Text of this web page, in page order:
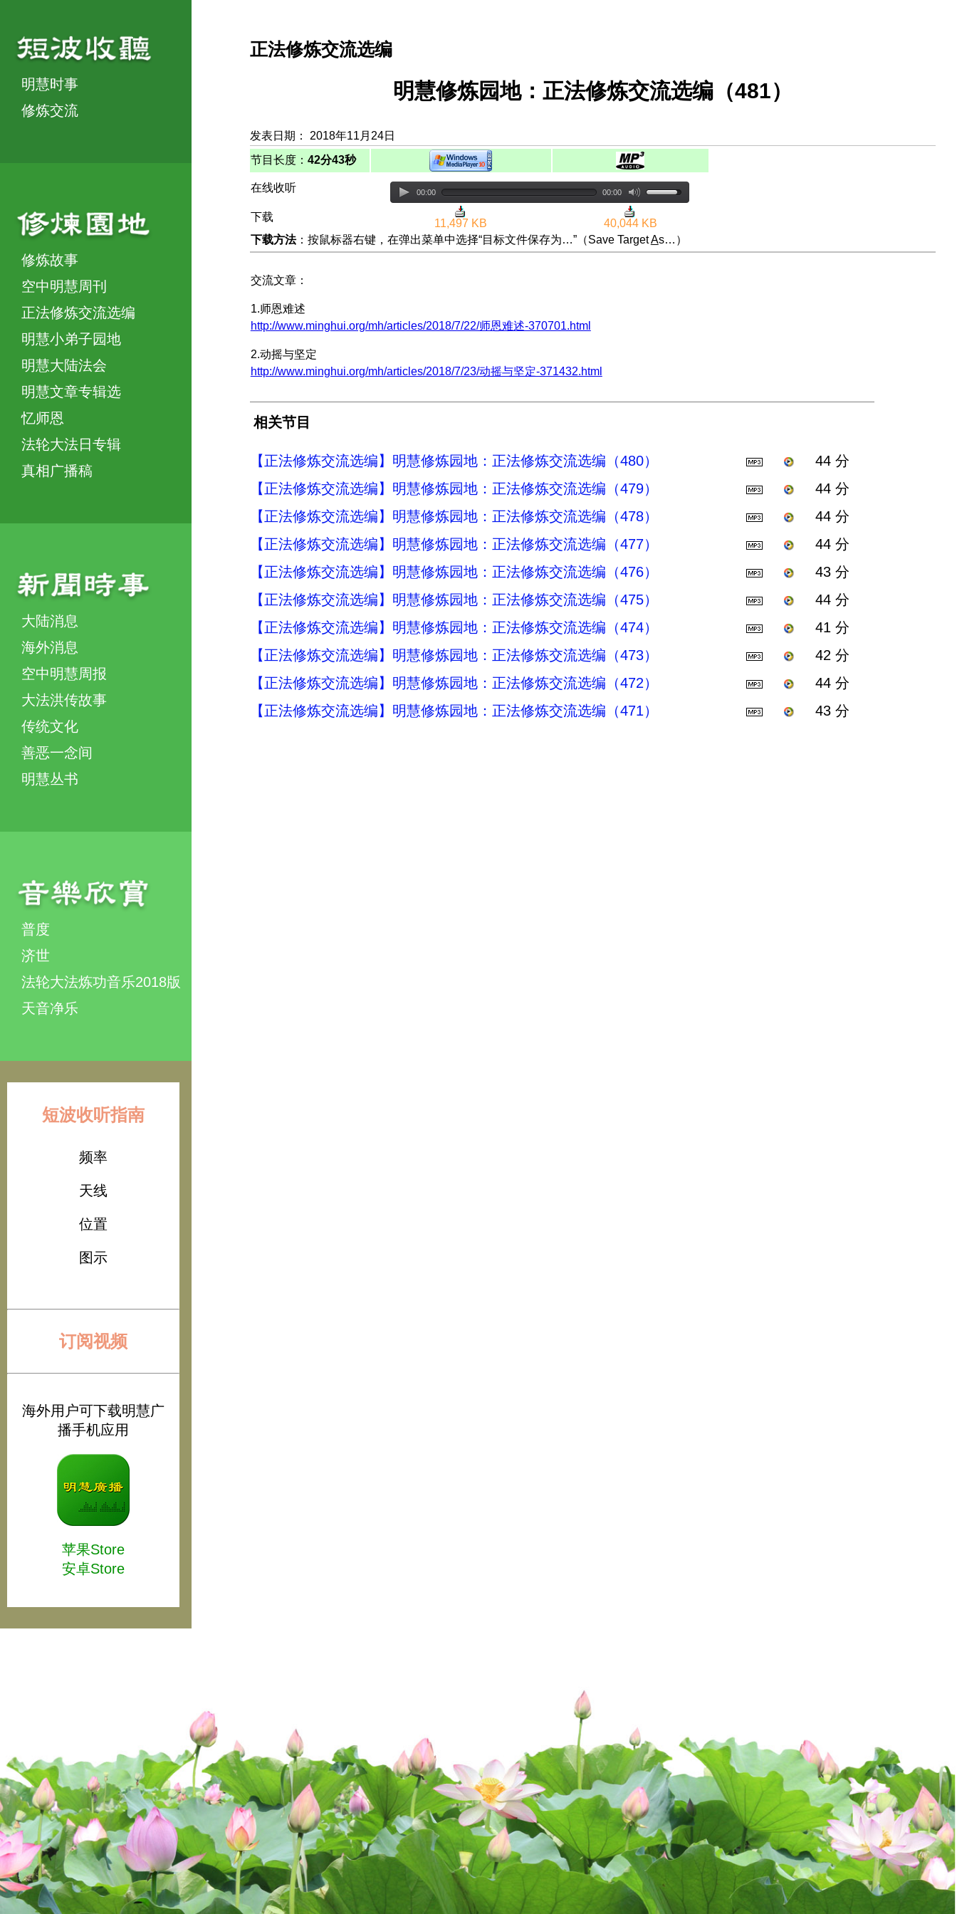
明慧时事
修炼交流
修炼故事
空中明慧周刊
正法修炼交流选编
明慧小弟子园地
明慧大陆法会
明慧文章专辑选
忆师恩
法轮大法日专辑
真相广播稿
大陆消息
海外消息
空中明慧周报
大法洪传故事
传统文化
善恶一念间
明慧丛书
普度
济世
法轮大法炼功音乐2018版
天音净乐
短波收听指南
频率
天线
位置
图示
订阅视频
海外用户可下载明慧广
播手机应用
苹果Store
安卓Store
正法修炼交流选编
明慧修炼园地：正法修炼交流选编（481）
发表日期： 2018年11月24日
节目长度： 42分43秒
在线收听 00:00 00:00
下载
11,497 KB
40,044 KB
下载方法：按鼠标器右键，在弹出菜单中选择“目标文件保存为…”（Save TargetAs…）
交流文章：
1.师恩难述
http://www.minghui.org/mh/articles/2018/7/22/师恩难述-370701.html
2.动摇与坚定
http://www.minghui.org/mh/articles/2018/7/23/动摇与坚定-371432.html
相关节目
【正法修炼交流选编】明慧修炼园地：正法修炼交流选编（480）
44 分
【正法修炼交流选编】明慧修炼园地：正法修炼交流选编（479）
44 分
【正法修炼交流选编】明慧修炼园地：正法修炼交流选编（478）
44 分
【正法修炼交流选编】明慧修炼园地：正法修炼交流选编（477）
44 分
【正法修炼交流选编】明慧修炼园地：正法修炼交流选编（476）
43 分
【正法修炼交流选编】明慧修炼园地：正法修炼交流选编（475）
44 分
【正法修炼交流选编】明慧修炼园地：正法修炼交流选编（474）
41 分
【正法修炼交流选编】明慧修炼园地：正法修炼交流选编（473）
42 分
【正法修炼交流选编】明慧修炼园地：正法修炼交流选编（472）
44 分
【正法修炼交流选编】明慧修炼园地：正法修炼交流选编（471）
43 分